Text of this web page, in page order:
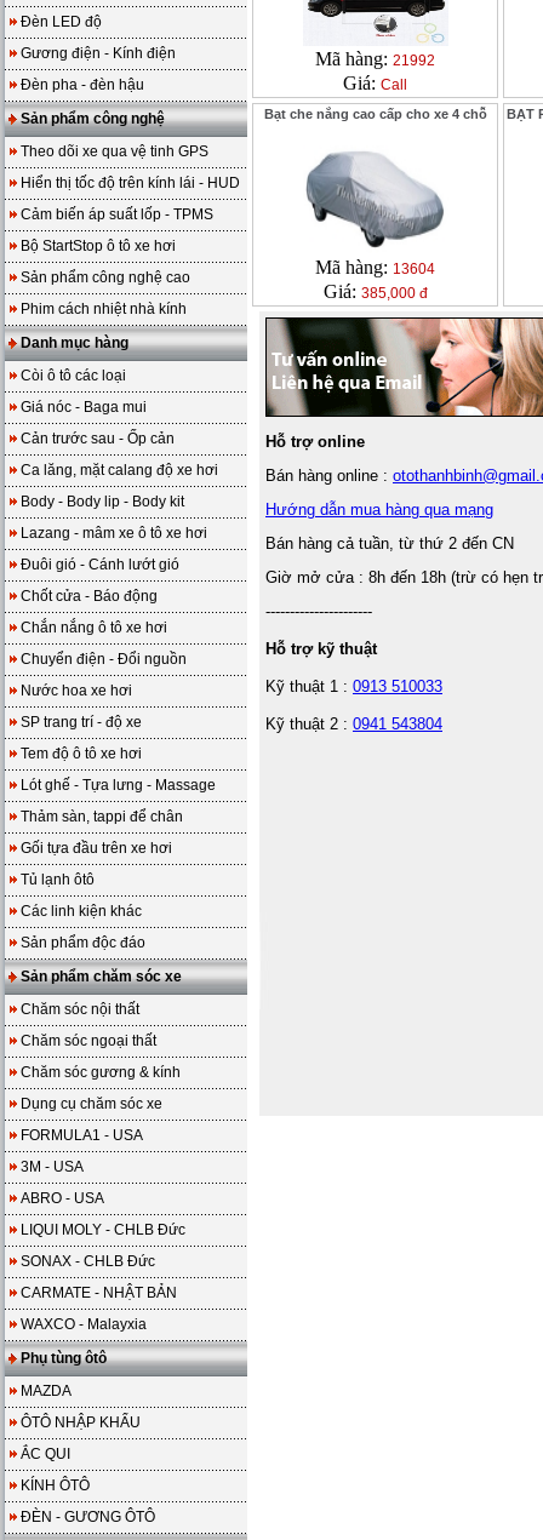
Đèn LED độ
Gương điện - Kính điện
Đèn pha - đèn hậu
Sản phẩm công nghệ
Theo dõi xe qua vệ tinh GPS
Hiển thị tốc độ trên kính lái - HUD
Cảm biến áp suất lốp - TPMS
Bộ StartStop ô tô xe hơi
Sản phẩm công nghệ cao
Phim cách nhiệt nhà kính
Danh mục hàng
Còi ô tô các loại
Giá nóc - Baga mui
Cản trước sau - Ốp cản
Ca lăng, mặt calang độ xe hơi
Body - Body lip - Body kit
Lazang - mâm xe ô tô xe hơi
Đuôi gió - Cánh lướt gió
Chốt cửa - Báo động
Chắn nắng ô tô xe hơi
Chuyển điện - Đổi nguồn
Nước hoa xe hơi
SP trang trí - độ xe
Tem độ ô tô xe hơi
Lót ghế - Tựa lưng - Massage
Thảm sàn, tappi để chân
Gối tựa đầu trên xe hơi
Tủ lạnh ôtô
Các linh kiện khác
Sản phẩm độc đáo
Sản phẩm chăm sóc xe
Chăm sóc nội thất
Chăm sóc ngoại thất
Chăm sóc gương & kính
Dụng cụ chăm sóc xe
FORMULA1 - USA
3M - USA
ABRO - USA
LIQUI MOLY - CHLB Đức
SONAX - CHLB Đức
CARMATE - NHẬT BẢN
WAXCO - Malayxia
Phụ tùng ôtô
MAZDA
ÔTÔ NHẬP KHẨU
ẮC QUI
KÍNH ÔTÔ
ĐÈN - GƯƠNG ÔTÔ
Mã hàng: 21992
Giá: Call
Bạt che nắng cao cấp cho xe 4 chỗ
Mã hàng: 13604
Giá: 385,000 đ
BẠT
Hỗ trợ online
Bán hàng online :
Hướng dẫn mua hàng qua mạng
Bán hàng cả tuần, từ thứ 2 đến CN
Giờ mở cửa : 8h đến 18h (trừ có hẹn
----------------------
Hỗ trợ kỹ thuật
Kỹ thuật 1 : 0913 510033
Kỹ thuật 2 : 0941 543804